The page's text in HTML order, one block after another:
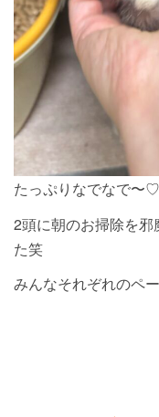
たっぷりなでなで〜♡
2頭に朝のお掃除を
た笑
みんなそれぞれのペ